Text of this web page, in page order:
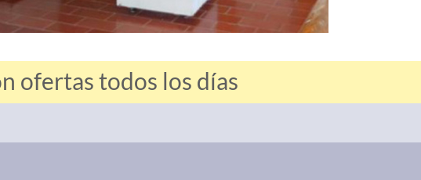
ofertas todos los días